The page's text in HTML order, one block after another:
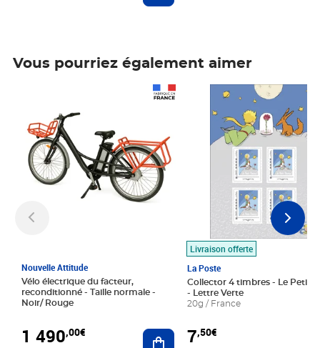
Vous pourriez également aimer
Nouvelle Attitude
Vélo électrique du facteur,
reconditionné - Taille normale -
Noir/ Rouge
1 490,00€ Ajouter au panier
Livraison offerte
La Poste
Collector 4 timbres - Le Petit
- Lettre Verte
20g / France
7,50€
Prix 7,50€